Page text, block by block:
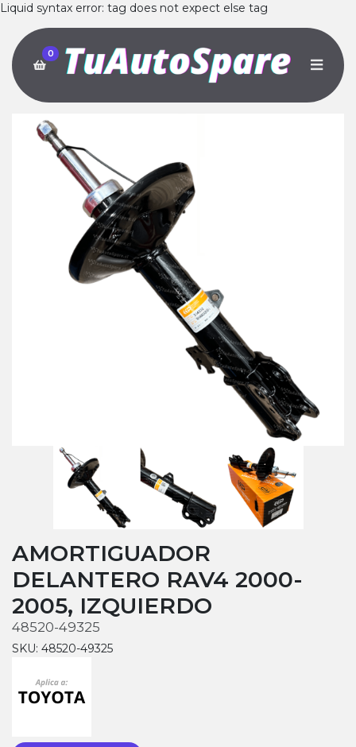
Liquid syntax error: tag does not expect else tag
0
AMORTIGUADOR
DELANTERO RAV4 2000-
2005, IZQUIERDO
48520-49325
SKU: 48520-49325